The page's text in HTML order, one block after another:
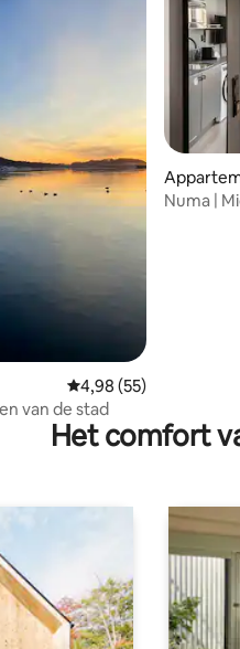
Gemiddelde
4,98 (55)
van de stad
Numa |
Het comfort